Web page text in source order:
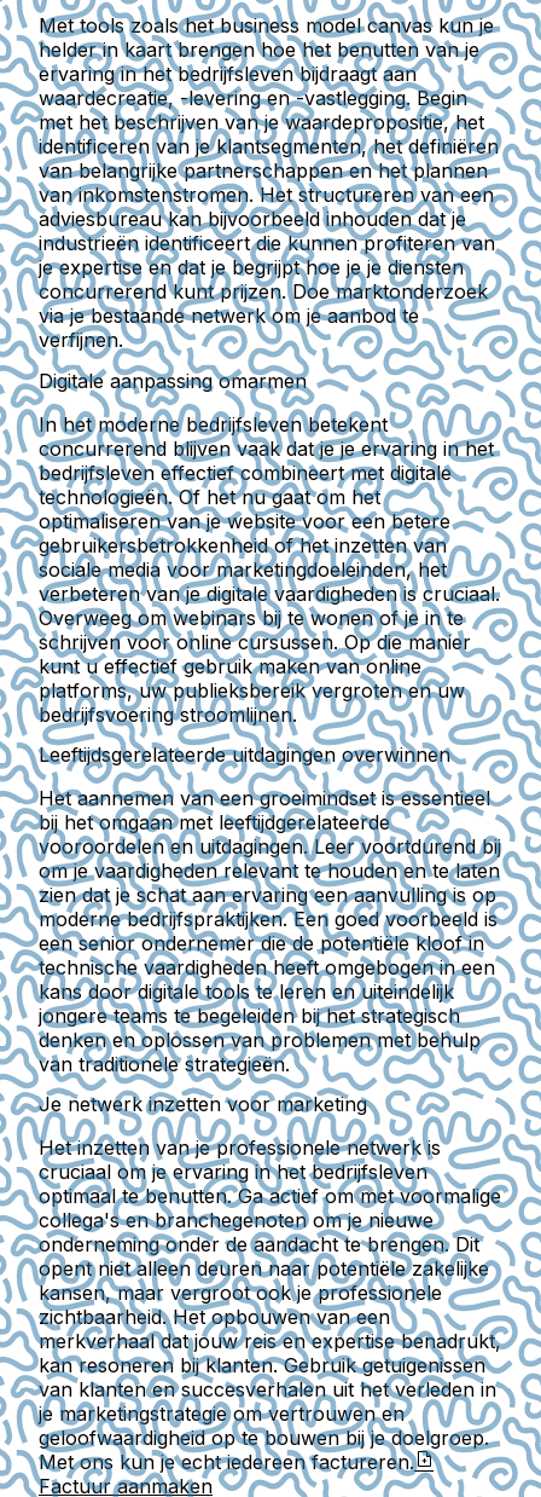
Met tools zoals het business model canvas kun je
helder in kaart brengen hoe het benutten van je
ervaring in het bedrijfsleven bijdraagt aan
waardecreatie, -levering en -vastlegging. Begin
met het beschrijven van je waardepropositie, het
identificeren van je klantsegmenten, het definiëren
van belangrijke partnerschappen en het plannen
van inkomstenstromen. Het structureren van een
adviesbureau kan bijvoorbeeld inhouden dat je
industrieën identificeert die kunnen profiteren van
je expertise en dat je begrijpt hoe je je diensten
concurrerend kunt prijzen. Doe marktonderzoek
via je bestaande netwerk om je aanbod te
verfijnen.
Digitale aanpassing omarmen
In het moderne bedrijfsleven betekent
concurrerend blijven vaak dat je je ervaring in het
bedrijfsleven effectief combineert met digitale
technologieën. Of het nu gaat om het
optimaliseren van je website voor een betere
gebruikersbetrokkenheid of het inzetten van
sociale media voor marketingdoeleinden, het
verbeteren van je digitale vaardigheden is cruciaal.
Overweeg om webinars bij te wonen of je in te
schrijven voor online cursussen. Op die manier
kunt u effectief gebruik maken van online
platforms, uw publieksbereik vergroten en uw
bedrijfsvoering stroomlijnen.
Leeftijdsgerelateerde uitdagingen overwinnen
Het aannemen van een groeimindset is essentieel
bij het omgaan met leeftijdgerelateerde
vooroordelen en uitdagingen. Leer voortdurend bij
om je vaardigheden relevant te houden en te laten
zien dat je schat aan ervaring een aanvulling is op
moderne bedrijfspraktijken. Een goed voorbeeld is
een senior ondernemer die de potentiële kloof in
technische vaardigheden heeft omgebogen in een
kans door digitale tools te leren en uiteindelijk
jongere teams te begeleiden bij het strategisch
denken en oplossen van problemen met behulp
van traditionele strategieën.
Je netwerk inzetten voor marketing
Het inzetten van je professionele netwerk is
cruciaal om je ervaring in het bedrijfsleven
optimaal te benutten. Ga actief om met voormalige
collega's en branchegenoten om je nieuwe
onderneming onder de aandacht te brengen. Dit
opent niet alleen deuren naar potentiële zakelijke
kansen, maar vergroot ook je professionele
zichtbaarheid. Het opbouwen van een
merkverhaal dat jouw reis en expertise benadrukt,
kan resoneren bij klanten. Gebruik getuigenissen
van klanten en succesverhalen uit het verleden in
je marketingstrategie om vertrouwen en
geloofwaardigheid op te bouwen bij je doelgroep.
Met ons kun je echt iedereen factureren.
Factuur aanmaken